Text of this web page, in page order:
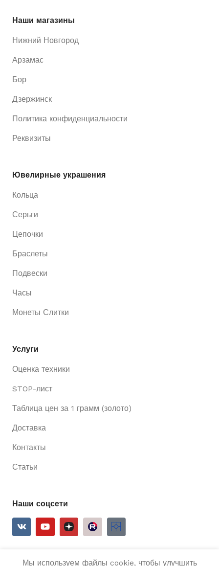
Наши магазины
Нижний Новгород
Арзамас
Бор
Дзержинск
Политика конфиденциальности
Реквизиты
Ювелирные украшения
Кольца
Серьги
Цепочки
Браслеты
Подвески
Часы
Монеты Слитки
Услуги
Оценка техники
STOP-лист
Таблица цен за 1 грамм (золото)
Доставка
Контакты
Статьи
Наши соцсети
Мы используем файлы cookie, чтобы улучшить